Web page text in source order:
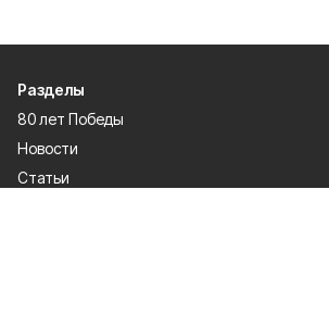
Разделы
80 лет Победы
Новости
Статьи